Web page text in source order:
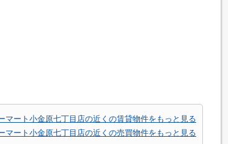
マート小金原七丁目店の近くの賃貸物件をもっと見る
マート小金原七丁目店の近くの売買物件をもっと見る